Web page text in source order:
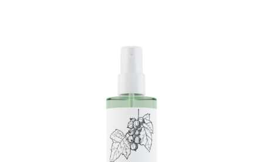
3D Flasche m. Sprühkopf 250ml